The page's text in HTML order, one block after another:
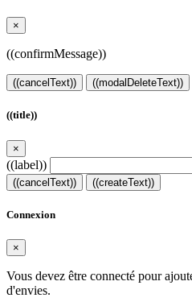
×
((confirmMessage))
((cancelText)) ((modalDeleteText))
((title))
×
((label))
((cancelText)) ((createText))
Connexion
×
Vous devez être connecté pour
d'envies.